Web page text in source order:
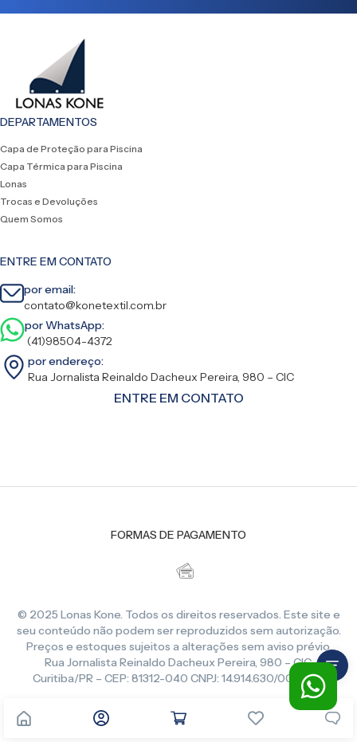
DEPARTAMENTOS
Capa de Proteção para Piscina
Capa Térmica para Piscina
Lonas
Trocas e Devoluções
Quem Somos
ENTRE EM CONTATO
por email:
contato@konetextil.com.br
por WhatsApp:
(41)98504-4372
por endereço:
Rua Jornalista Reinaldo Dacheux Pereira, 980 – CIC
ENTRE EM CONTATO
FORMAS DE PAGAMENTO
© 2025 Lonas Kone. Todos os direitos reservados. Este site e
seu conteúdo não podem ser reproduzidos sem autorização.
Preços e estoques sujeitos a alterações sem aviso prévio.
Rua Jornalista Reinaldo Dacheux Pereira, 980 – CIC,
Curitiba/PR – CEP: 81312-040 CNPJ: 14.914.630/0001-86